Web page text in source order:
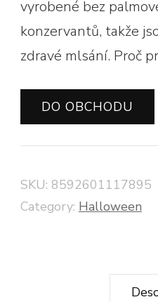
vyrobené bez
konzervantů, takže
zdravé mlsání. Proč
DO OBCHODU
SKU: 8592601117895
Category: Halloween